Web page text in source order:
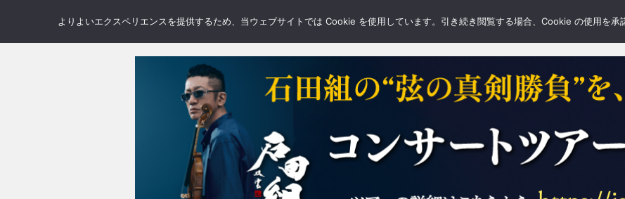
NEWS REVIEWS GALLERY BLOGS FEATURE
よりよいエクスペリエンスを提供するため、当ウェブサイトでは Cookie を使用しています。引き続き閲覧する場合、Cookie の使用を承